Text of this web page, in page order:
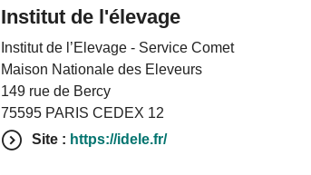
Institut de l'élevage
Institut de l’Elevage - Service Comet
Maison Nationale des Eleveurs
149 rue de Bercy
75595 PARIS CEDEX 12
Site : https://idele.fr/